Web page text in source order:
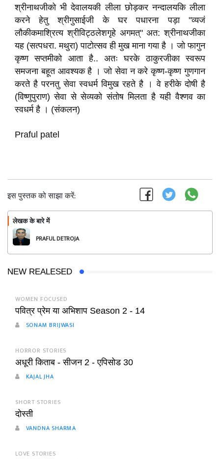
श्रीनाथजीको भी देवालयकी लीला छोड़कर नन्दालयकि लीला
करने हेतु श्रीगुसाईजी के घर पधारना पड़ा "व्यजं
लौकीकमाश्रित्य श्रीविट्ठलेशगृहे अगमत्" अत: श्रीनाथजीका
यह (सत्पधरा. मथुरा) पाटोत्सव ही मुख माना गया है । जो फागुन
कृष्ण सप्तमीको आता है.. अतः घरके ठाकुरजीका स्वरूप
समजना बहूत आवश्यक है । जो सेवा न करे कृष्ण-कृष्ण गुणगान
करते है परनतु सेवा स्वधर्म विमुख रहते है । वे हरीके दोषी है
(विष्णुपुराण) सेवा से सेव्यको संतोष मिलता है यही वैश्णव का
स्वधर्म है । (संकलन)
Praful patel
इस पुस्तक को साझा करें:
लेखक के बारे में
PRAFUL DETROJA
NEW REALESED
WOMEN FOCUSED
पवित्र प्रेम या अभिशाप Season 2 - 14
SONAM BRIJWASI
HORROR STORIES
अधूरी किताब - सीजन 2 - एपिसोड 30
KAJAL JHA
SHORT STORIES
दोस्ती
VANDNA SHARMA
LOVE STORIES